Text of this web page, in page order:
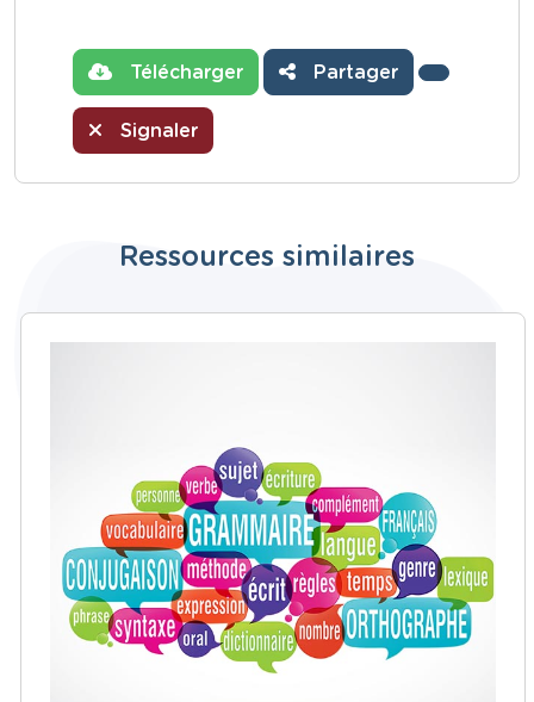
Télécharger Partager
Signaler
Ressources similaires